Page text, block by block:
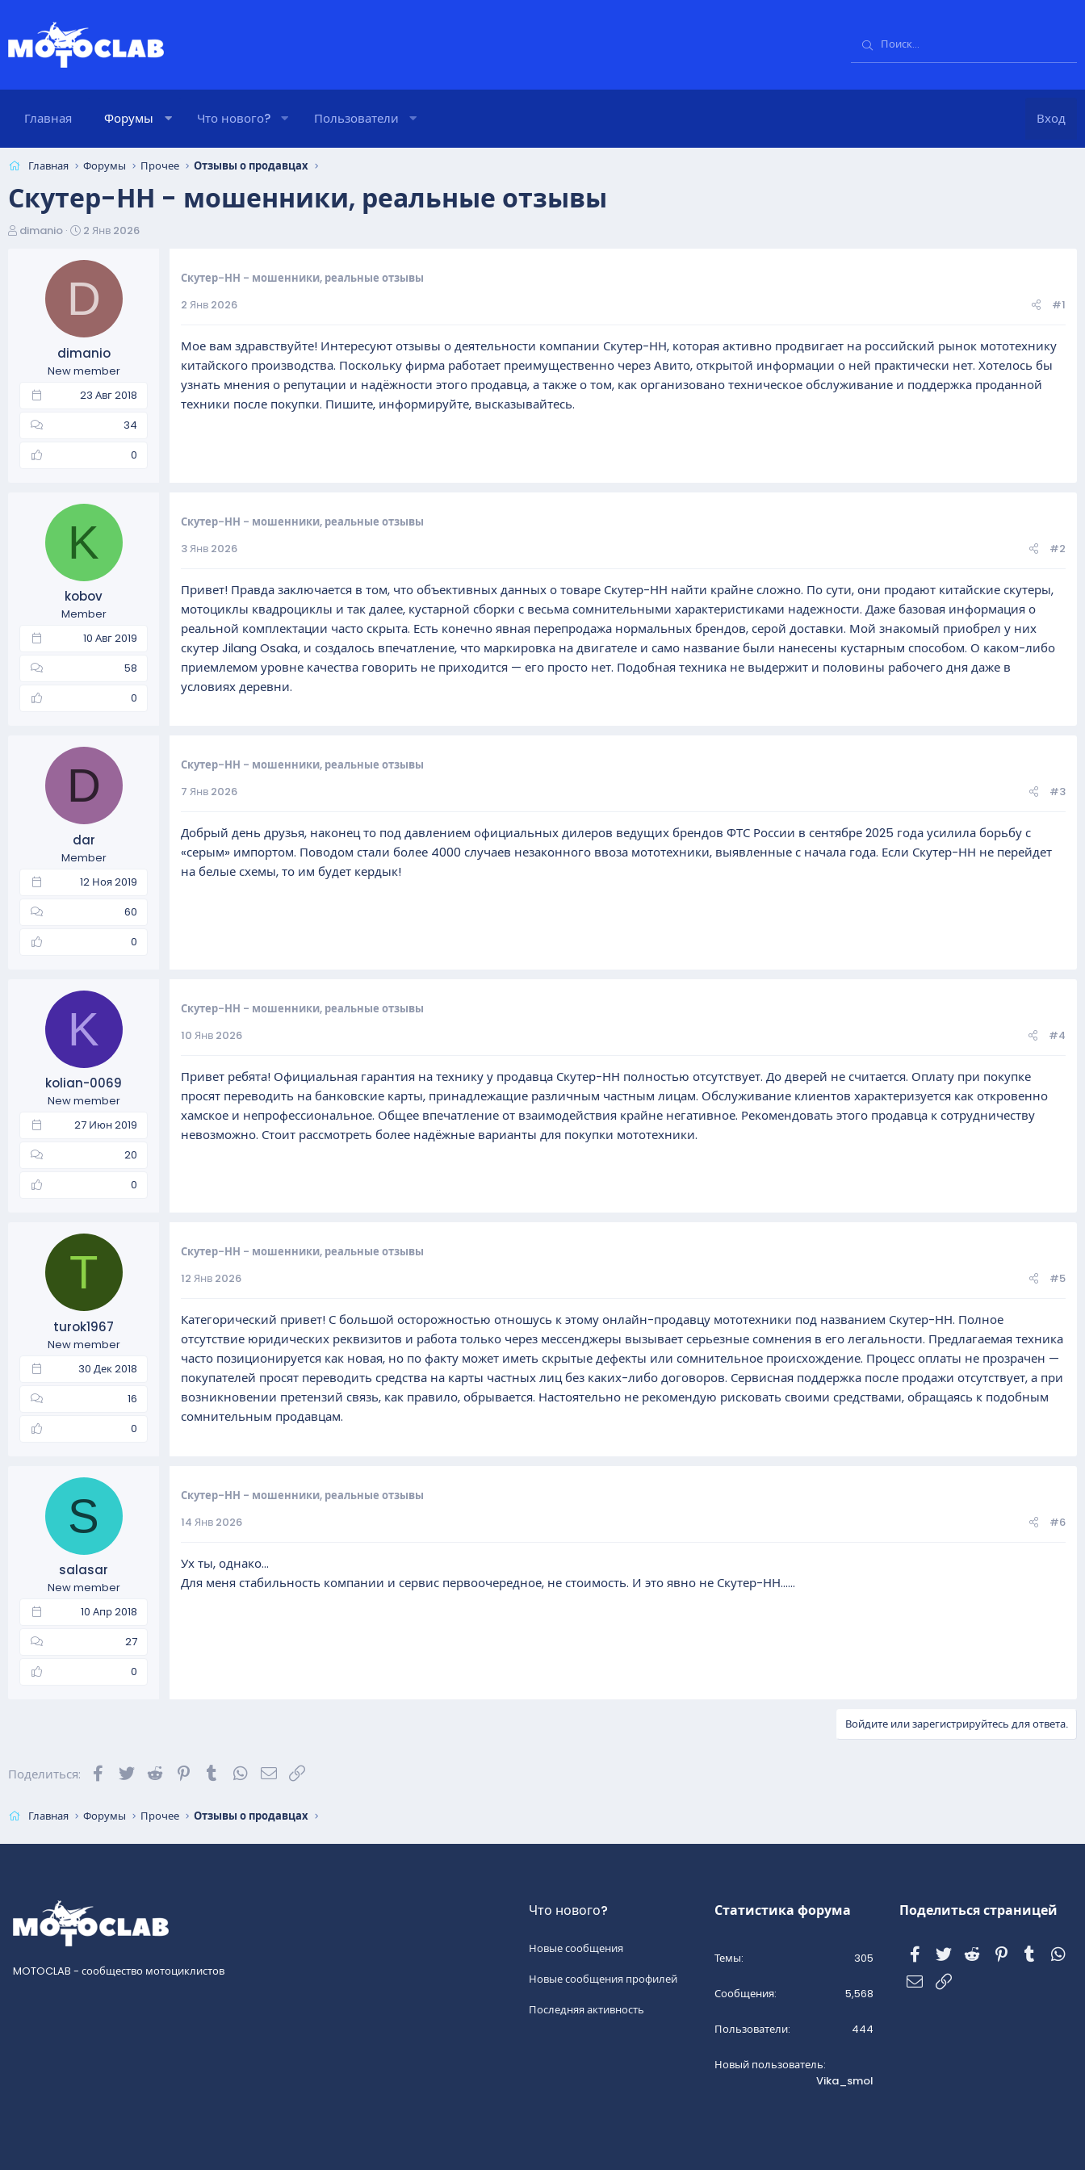
Главная Форумы Что нового? Пользователи Вход
Главная Форумы Прочее Отзывы о продавцах
Скутер-НН - мошенники, реальные отзывы
А
dimanio
Д
т
а
а
л
а
2 Янв 2026
D
dimanio
New member
23 Авг 2018
34
0
Скутер-НН - мошенники, реальные отзывы
2 Янв 2026
#1
Мое вам здравствуйте! Интересуют отзывы о деятельности компании Скутер-НН, которая активно продвигает на российский рынок мототехнику
китайского производства. Поскольку фирма работает преимущественно через Авито, открытой информации о ней практически нет. Хотелось бы
узнать мнения о репутации и надёжности этого продавца, а также о том, как организовано техническое обслуживание и поддержка проданной
техники после покупки. Пишите, информируйте, высказывайтесь.
K
kobov
Member
10 Авг 2019
58
0
Скутер-НН - мошенники, реальные отзывы
3 Янв 2026
#2
Привет! Правда заключается в том, что объективных данных о товаре Скутер-НН найти крайне сложно. По сути, они продают китайские скутеры,
мотоциклы квадроциклы и так далее, кустарной сборки с весьма сомнительными характеристиками надежности. Даже базовая информация о
реальной комплектации часто скрыта. Есть конечно явная перепродажа нормальных брендов, серой доставки. Мой знакомый приобрел у них
скутер Jilang Osaka, и создалось впечатление, что маркировка на двигателе и само название были нанесены кустарным способом. О каком-либо
приемлемом уровне качества говорить не приходится — его просто нет. Подобная техника не выдержит и половины рабочего дня даже в
условиях деревни.
D
dar
Member
12 Ноя 2019
60
0
Скутер-НН - мошенники, реальные отзывы
7 Янв 2026
#3
Добрый день друзья, наконец то под давлением официальных дилеров ведущих брендов ФТС России в сентябре 2025 года усилила борьбу с
«серым» импортом. Поводом стали более 4000 случаев незаконного ввоза мототехники, выявленные с начала года. Если Скутер-НН не перейдет
на белые схемы, то им будет кердык!
K
kolian-0069
New member
27 Июн 2019
20
0
Скутер-НН - мошенники, реальные отзывы
10 Янв 2026
#4
Привет ребята! Официальная гарантия на технику у продавца Скутер-НН полностью отсутствует. До дверей не считается. Оплату при покупке
просят переводить на банковские карты, принадлежащие различным частным лицам. Обслуживание клиентов характеризуется как откровенно
хамское и непрофессиональное. Общее впечатление от взаимодействия крайне негативное. Рекомендовать этого продавца к сотрудничеству
невозможно. Стоит рассмотреть более надёжные варианты для покупки мототехники.
T
turok1967
New member
30 Дек 2018
16
0
Скутер-НН - мошенники, реальные отзывы
12 Янв 2026
#5
Категорический привет! С большой осторожностью отношусь к этому онлайн-продавцу мототехники под названием Скутер-НН. Полное
отсутствие юридических реквизитов и работа только через мессенджеры вызывает серьезные сомнения в его легальности. Предлагаемая техника
часто позиционируется как новая, но по факту может иметь скрытые дефекты или сомнительное происхождение. Процесс оплаты не прозрачен —
покупателей просят переводить средства на карты частных лиц без каких-либо договоров. Сервисная поддержка после продажи отсутствует, а при
возникновении претензий связь, как правило, обрывается. Настоятельно не рекомендую рисковать своими средствами, обращаясь к подобным
сомнительным продавцам.
S
salasar
New member
10 Апр 2018
27
0
Скутер-НН - мошенники, реальные отзывы
14 Янв 2026
#6
Ух ты, однако...
Для меня стабильность компании и сервис первоочередное, не стоимость. И это явно не Скутер-НН......
Войдите или зарегистрируйтесь для ответа.
Поделиться: FacebookTwitterReddit PinterestTumblrWhatsAppЭлектронная почта
Главная Форумы Прочее Отзывы о продавцах
MOTOCLAB - сообщество мотоциклистов
Что нового?
Новые сообщения
Новые сообщения профилей
Последняя активность
Статистика форума
Темы 305
Сообщения 5,568
Пользователи 444
Новый пользователь
Vika_smol
Поделиться страницей
FacebookTwitterReddit Pinterest
Tumblr
Электронная почта